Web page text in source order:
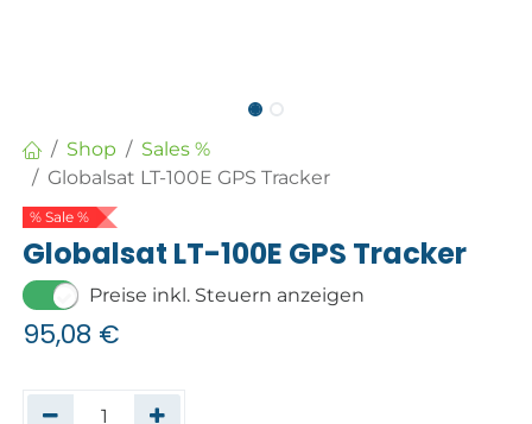
Shop
Sales %
Globalsat LT-100E GPS Tracker
% Sale %
Globalsat LT-100E GPS Tracker
Preise inkl. Steuern anzeigen
95,08 €